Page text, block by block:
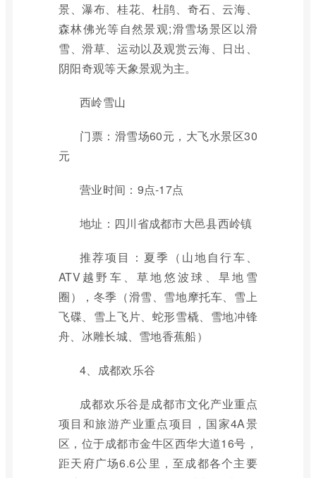
景、瀑布、桂花、杜鹃、奇石、云海、
森林佛光等自然景观;滑雪场景区以滑
雪、滑草、运动以及观赏云海、日出、
阴阳奇观等天象景观为主。
西岭雪山
门票：滑雪场60元，大飞水景区30
元
营业时间：9点-17点
地址：四川省成都市大邑县西岭镇
推荐项目：夏季（山地自行车、
ATV越野车、草地悠波球、旱地雪
圈），冬季（滑雪、雪地摩托车、雪上
飞碟、雪上飞片、蛇形雪橇、雪地冲锋
舟、冰雕长城、雪地香蕉船）
4、成都欢乐谷
成都欢乐谷是成都市文化产业重点
项目和旅游产业重点项目，国家4A景
区，位于成都市金牛区西华大道16号，
距天府广场6.6公里，至成都各个主要